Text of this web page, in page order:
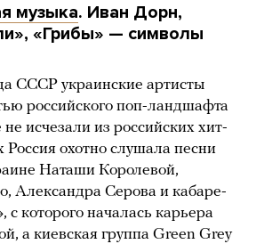
музыка. Иван Дорн,
«Грибы» — символы
СССР украинские артисты
российского поп-ландшафта
исчезали из российских хит-
охотно слушала песни
Наташи Королевой,
Александра Серова и кабаре-
с которого началась карьера
а киевская группа Green Grey